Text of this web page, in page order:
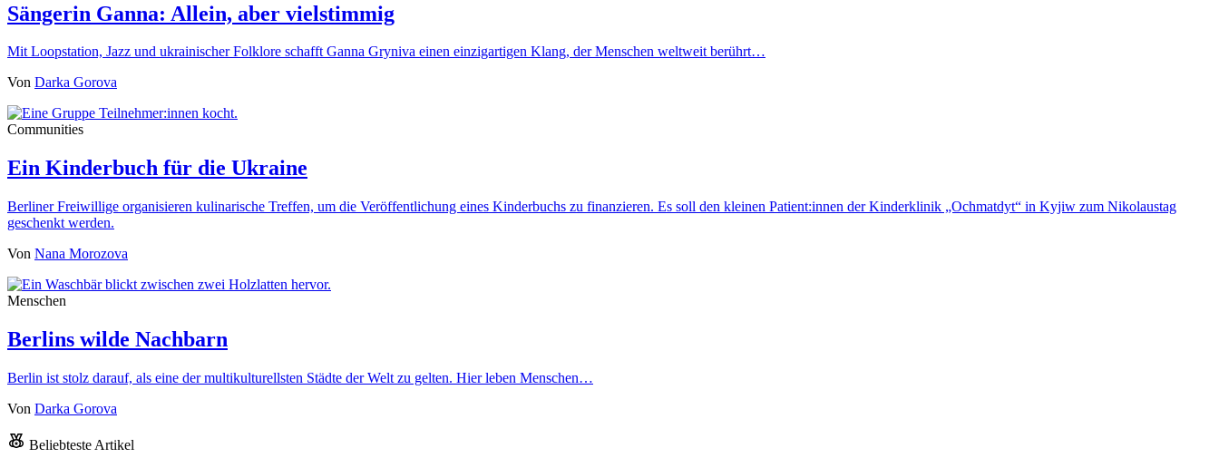
Sängerin Ganna: Allein, aber vielstimmig
Mit Loopstation, Jazz und ukrainischer Folklore schafft Ganna Gryniva einen einzigartigen Klang, der Menschen weltweit berührt…
Von Darka Gorova
Communities
Ein Kinderbuch für die Ukraine
Berliner Freiwillige organisieren kulinarische Treffen, um die Veröffentlichung eines Kinderbuchs zu finanzieren. Es soll den kleinen Patient:innen der Kinderklinik „Ochmatdyt“ in Kyjiw zum Nikolaustag
geschenkt werden.
Von Nana Morozova
Menschen
Berlins wilde Nachbarn
Berlin ist stolz darauf, als eine der multikulturellsten Städte der Welt zu gelten. Hier leben Menschen…
Von Darka Gorova
Beliebteste Artikel